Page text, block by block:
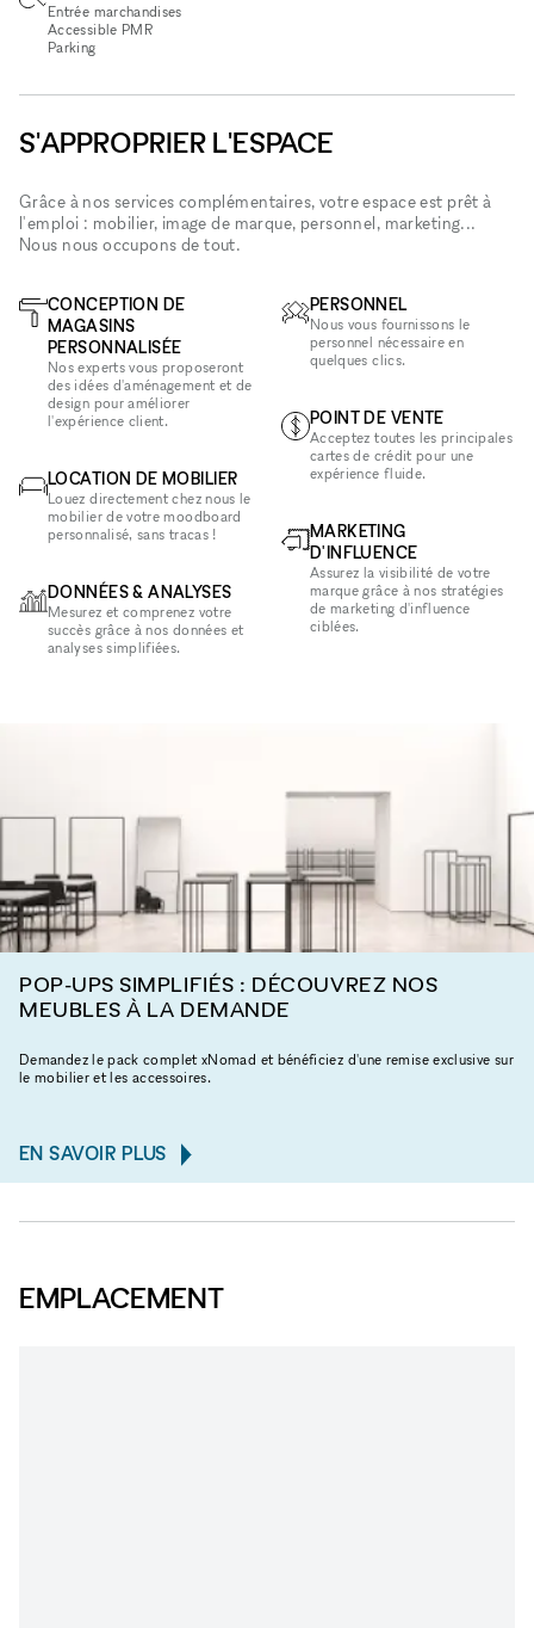
Entrée marchandises
Accessible PMR
Parking
S'APPROPRIER L'ESPACE
Grâce à nos services complémentaires, votre espace est prêt à
l'emploi : mobilier, image de marque, personnel, marketing...
Nous nous occupons de tout.
CONCEPTION DE
MAGASINS
PERSONNALISÉE
Nos experts vous proposeront
des idées d'aménagement et de
design pour améliorer
l'expérience client.
LOCATION DE MOBILIER
Louez directement chez nous le
mobilier de votre moodboard
personnalisé, sans tracas !
DONNÉES & ANALYSES
Mesurez et comprenez votre
succès grâce à nos données et
analyses simplifiées.
PERSONNEL
Nous vous fournissons le
personnel nécessaire en
quelques clics.
POINT DE VENTE
Acceptez toutes les principales
cartes de crédit pour une
expérience fluide.
MARKETING
D'INFLUENCE
Assurez la visibilité de votre
marque grâce à nos stratégies
de marketing d'influence
ciblées.
POP-UPS SIMPLIFIÉS : DÉCOUVREZ NOS
MEUBLES À LA DEMANDE
Demandez le pack complet xNomad et bénéficiez d'une remise exclusive sur
le mobilier et les accessoires.
EN SAVOIR PLUS
EMPLACEMENT